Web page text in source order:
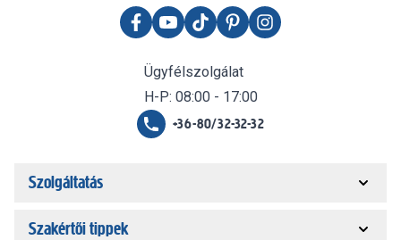
Ügyfélszolgálat
H-P: 08:00 - 17:00
+36-80/32-32-32
Szolgáltatás
Szakértői tippek